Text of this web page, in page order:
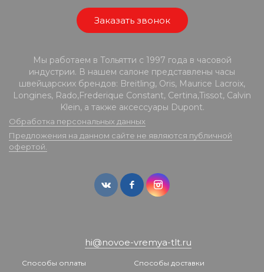
Заказать звонок
Мы работаем в Тольятти с 1997 года в часовой
индустрии. В нашем салоне представлены часы
швейцарских брендов: Breitling, Oris, Maurice Lacroix,
Longines, Rado,Frederique Constant, Certina,Tissot, Calvin
Klein, а также аксессуары Dupont.
Обработка персональных данных
Предложения на данном сайте не являются публичной
офертой.
hi@novoe-vremya-tlt.ru
Способы оплаты Способы доставки